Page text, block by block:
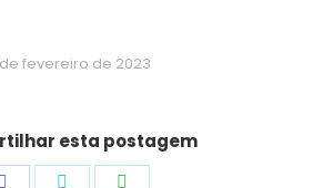
fevereiro de 2023
esta postagem